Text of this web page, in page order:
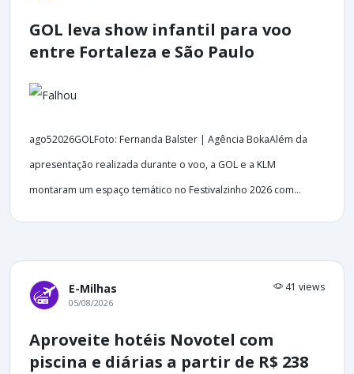
GOL leva show infantil para voo
entre Fortaleza e São Paulo
ago52026GOLFoto: Fernanda Balster | Agência BokaAlém da
apresentação realizada durante o voo, a GOL e a KLM
montaram um espaço temático no Festivalzinho 2026 com...
E-Milhas 41 views
05/08/2026
Aproveite hotéis Novotel com
piscina e diárias a partir de R$ 238